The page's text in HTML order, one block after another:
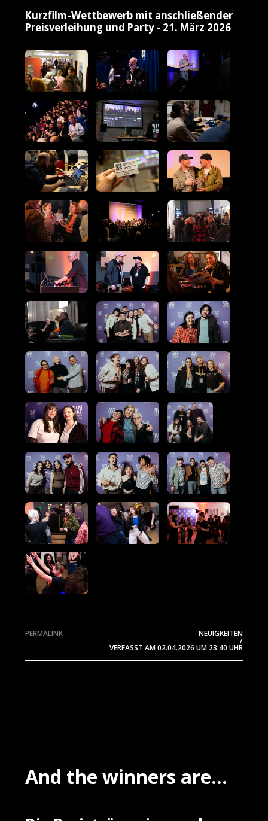
Kurzfilm-Wettbewerb mit anschließender
Preisverleihung und Party - 21. März 2026
NEUIGKEITEN
/
VERFASST AM02.04.2026 UM 23:40 UHR
PERMALINK
And the winners are...